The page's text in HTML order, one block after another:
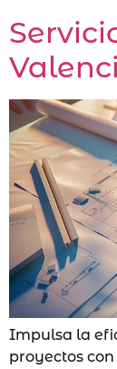
Impulsa la
proyectos